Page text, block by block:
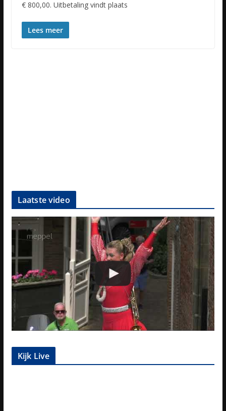
€ 800,00. Uitbetaling vindt plaats
Lees meer
Laatste video
Kijk Live